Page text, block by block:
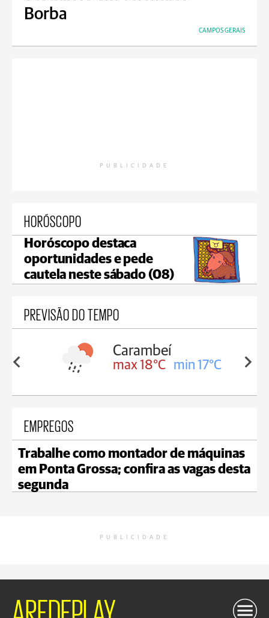
Borba
CAMPOS GERAIS
PUBLICIDADE
HORÓSCOPO
Horóscopo destaca
oportunidades e pede
cautela neste sábado (08)
PREVISÃO DO TEMPO
18°C
Carambeí
max 18°C min 17°C
EMPREGOS
Trabalhe como montador de máquinas
em Ponta Grossa; confira as vagas desta
segunda
PUBLICIDADE
AREDEPLAY